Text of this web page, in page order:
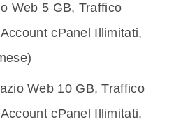
Web 5 GB, Traffico
cPanel Illimitati,
Web 10 GB, Traffico
cPanel Illimitati,